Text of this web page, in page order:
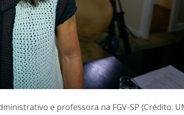
e professora na FGV-SP (Crédito: